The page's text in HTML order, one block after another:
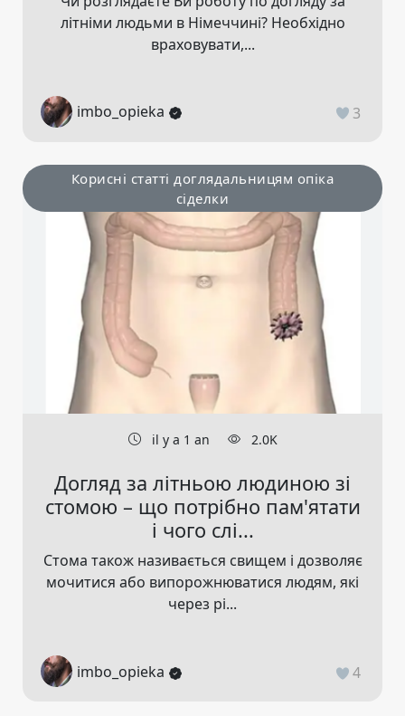
літніми людьми в Німеччині? Необхідно
враховувати,...
imbo_opieka 3
Корисні статті доглядальницям опіка
сіделки
il y a 1 an 2.0K
Догляд за літньою людиною зі
стомою – що потрібно пам'ятати
і чого слі...
Стома також називається свищем і дозволяє
мочитися або випорожнюватися людям, які
через рі...
imbo_opieka 4